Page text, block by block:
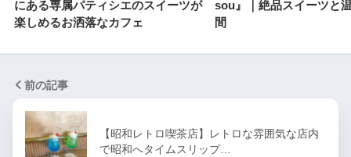
にある専属パティシエのスイーツが
楽しめるお洒落なカフェ
sou』｜絶品スイーツと
間
前の記事
【昭和レトロ喫茶店】レトロな雰囲気な店内
で昭和へタイムスリップ…